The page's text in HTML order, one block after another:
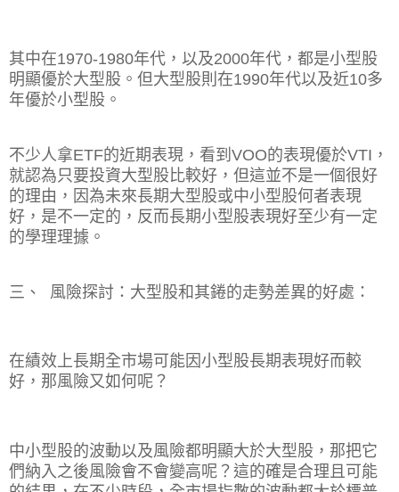
其中在1970-1980年代，以及2000年代，都是小型股
明顯優於大型股。但大型股則在1990年代以及近10多
年優於小型股。
不少人拿ETF的近期表現，看到 VOO的表現優於VTI ，
就認為只要投資大型股比較好，但這並不是一個很好
的理由，因為未來長期大型股或中小型股何者表現
好，是不一定的，反而長期小型股表現好至少有一定
的學理理據。
三、 風險探討：大型股和其錈的走勢差異的好處：
在績效上長期全市場可能因小型股長期表現好而較
好，那風險又如何呢？
中小型股的波動以及風險都明顯大於大型股，那把它
們納入之後風險會不會變高呢？這的確是合理且可能